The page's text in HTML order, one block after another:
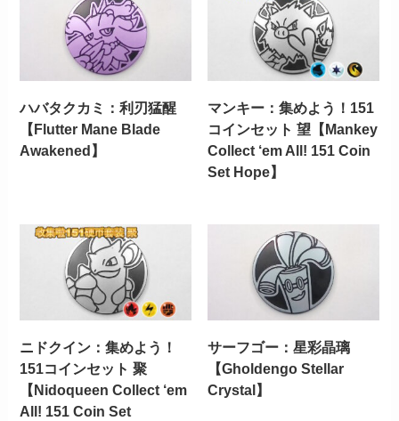
ハバタクカミ：利刃猛醒
【Flutter Mane Blade
Awakened】
マンキー：集めよう！151
コインセット 望【Mankey
Collect ‘em All! 151 Coin
Set Hope】
ニドクイン：集めよう！
151コインセット 聚
【Nidoqueen Collect ‘em
All! 151 Coin Set
サーフゴー：星彩晶璃
【Gholdengo Stellar
Crystal】